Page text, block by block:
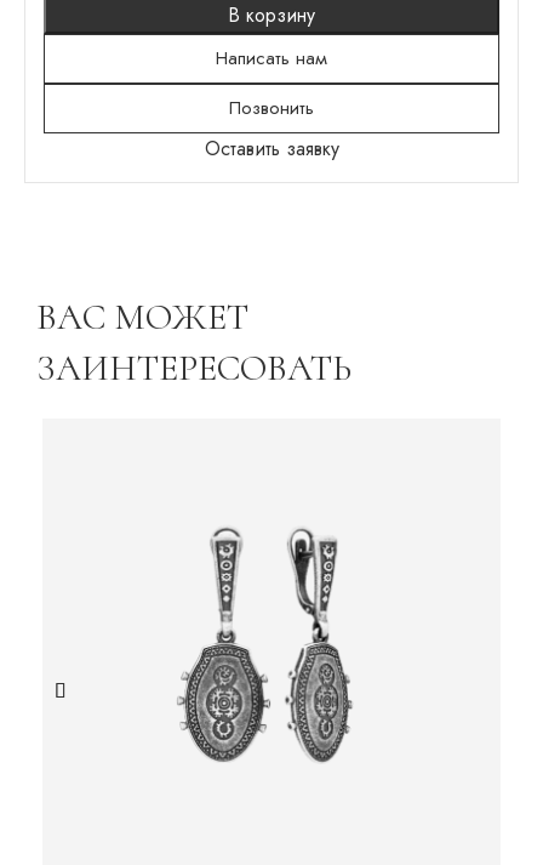
В корзину
Написать нам
Позвонить
Оставить заявку
ВАС МОЖЕТ
ЗАИНТЕРЕСОВАТЬ